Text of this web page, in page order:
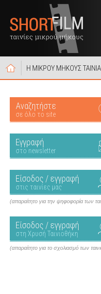
Η ΜΙΚΡΟΥ ΜΗΚΟΥΣ ΤΑΙΝΙΑ
Αναζητήστε
σε όλο το site
Εγγραφή
στο newsletter
Είσοδος / εγγραφή
στις ταινίες μας
(απαραίτητο για την ψηφοφορία των
Είσοδος / εγγραφή
στη Χρυσή Ταινιοθήκη
(απαραίτητο για το σχολιασμό των